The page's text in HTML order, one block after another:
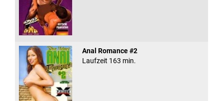
Anal Romance #2
Laufzeit 163 min.